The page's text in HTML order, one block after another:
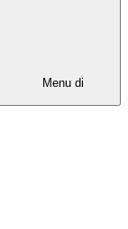
Menu di